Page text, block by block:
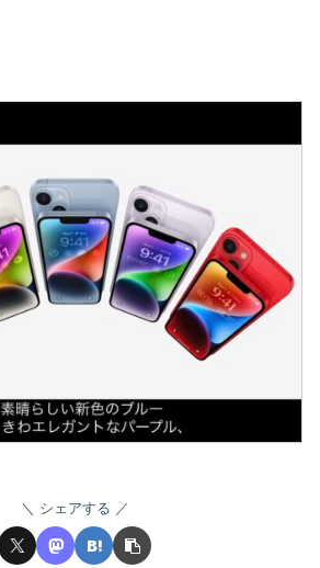
シェアする